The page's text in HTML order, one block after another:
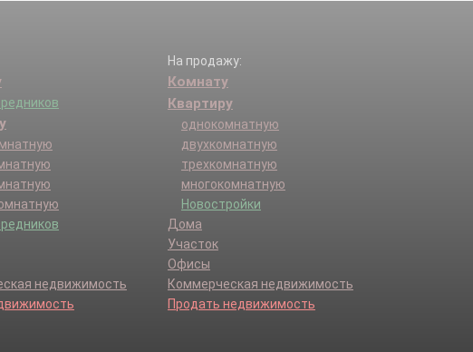
недвижимость
На продажу:
Комнату
Квартиру
однокомнатную
двухкомнатную
трехкомнатную
многокомнатную
Новостройки
Дома
Участок
Офисы
Коммерческая недвижимость
Продать недвижимость